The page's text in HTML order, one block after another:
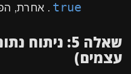
true . אחרת,
שאלה 5:
עצמים)